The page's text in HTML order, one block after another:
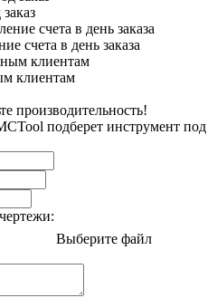
счета в день заказа
клиентам
производительность!
подберет инструмент под
Выберите файл